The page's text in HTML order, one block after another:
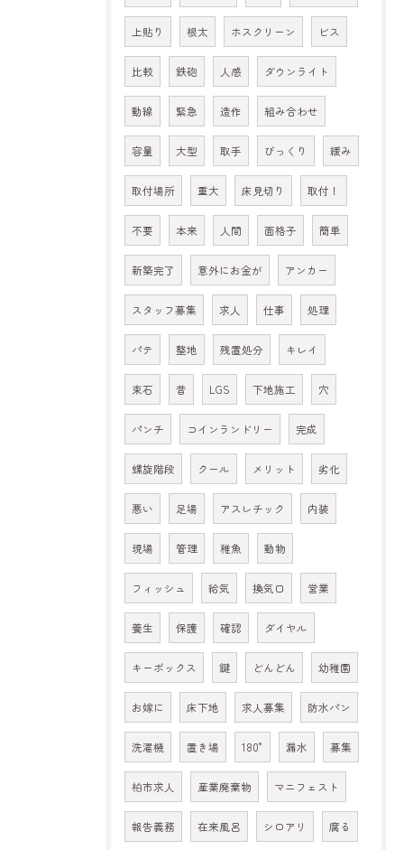
上貼り 根太 ホスクリーン ビス
比較 鉄砲 人感 ダウンライト
動線 緊急 造作 組み合わせ
容量 大型 取手 びっくり 緩み
取付場所 重大 床見切り 取付！
不要 本来 人間 面格子 簡単
新築完了 意外にお金が アンカー
スタッフ募集 求人 仕事 処理
パテ 整地 残置処分 キレイ
束石 昔 LGS 下地施工 穴
パンチ コインランドリー 完成
螺旋階段 クール メリット 劣化
悪い 足場 アスレチック 内装
現場 管理 稚魚 動物
フィッシュ 給気 換気口 営業
養生 保護 確認 ダイヤル
キーボックス 鍵 どんどん 幼稚園
お嫁に 床下地 求人募集 防水パン
洗濯機 置き場 180° 漏水 募集
柏市求人 産業廃棄物 マニフェスト
報告義務 在来風呂 シロアリ 腐る